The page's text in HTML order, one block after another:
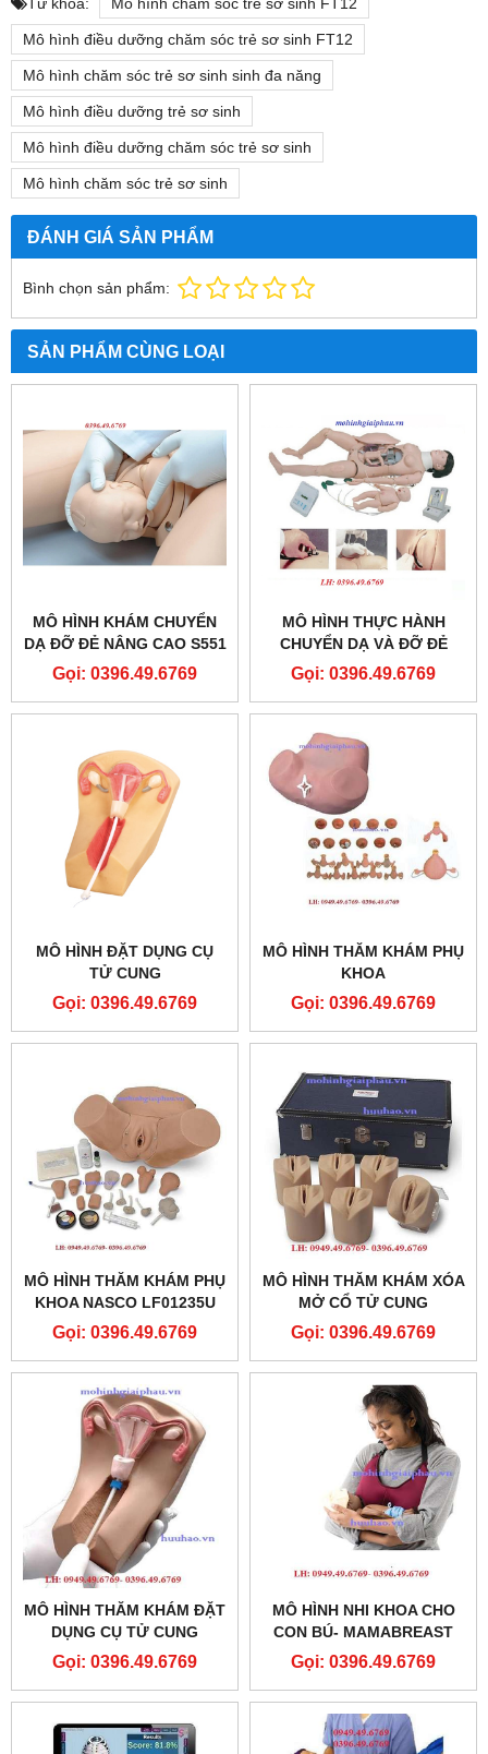
Mô hình điều dưỡng chăm sóc trẻ sơ sinh FT12
Mô hình chăm sóc trẻ sơ sinh sinh đa năng
Mô hình điều dưỡng trẻ sơ sinh
Mô hình điều dưỡng chăm sóc trẻ sơ sinh
Mô hình chăm sóc trẻ sơ sinh
ĐÁNH GIÁ SẢN PHẨM
Bình chọn sản phẩm:
SẢN PHẨM CÙNG LOẠI
MÔ HÌNH KHÁM CHUYỂN
DẠ ĐỠ ĐẺ NÂNG CAO S551
GAUMARD
Gọi: 0396.49.6769
MÔ HÌNH THỰC HÀNH
CHUYỂN DẠ VÀ ĐỠ ĐẺ
Gọi: 0396.49.6769
MÔ HÌNH ĐẶT DỤNG CỤ
TỬ CUNG
Gọi: 0396.49.6769
MÔ HÌNH THĂM KHÁM PHỤ
KHOA
Gọi: 0396.49.6769
MÔ HÌNH THĂM KHÁM PHỤ
KHOA NASCO LF01235U
Gọi: 0396.49.6769
MÔ HÌNH THĂM KHÁM XÓA
MỞ CỔ TỬ CUNG
Gọi: 0396.49.6769
MÔ HÌNH THĂM KHÁM ĐẶT
DỤNG CỤ TỬ CUNG
Gọi: 0396.49.6769
MÔ HÌNH NHI KHOA CHO
CON BÚ- MAMABREAST
BREASTFEEDING
Gọi: 0396.49.6769